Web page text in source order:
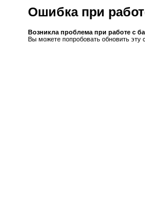
Ошибка при
Возникла проблема при работе с
Вы можете попробовать обновить эту